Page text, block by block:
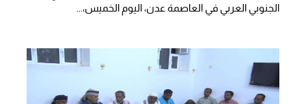
الجنوبي العربي في العاصمة عدن، اليوم الخميس،...